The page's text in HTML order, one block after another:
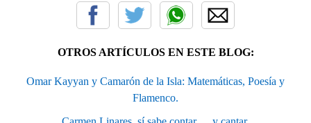
OTROS ARTÍCULOS EN ESTE BLOG:
Omar Kayyan y Camarón de la Isla: Matemáticas, Poesía y
Flamenco.